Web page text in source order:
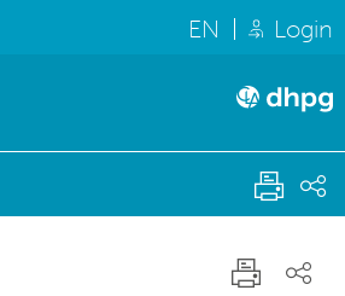
EN Login